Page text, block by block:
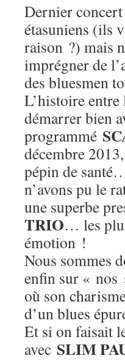
Dernier
étasuniens (ils
raison ?) mais
imprégner de
des bluesmen
L’histoire entre
démarrer bien
programmé
décembre
pépin de
n’avons pu le
une superbe
TRIO… les
émotion !
Nous sommes
enfin sur « nos
où son
d’un blues
Et si on faisait
avec SLIM